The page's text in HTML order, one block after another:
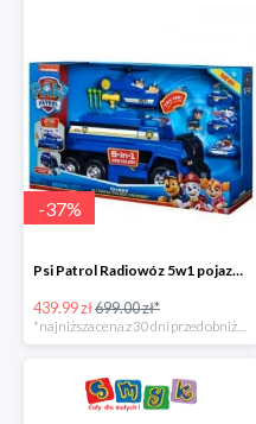
-37%
Psi Patrol Radiowóz 5w1 pojazd ratunkowy z figurką Chase'a -37%
439.99 zł699.00 zł*